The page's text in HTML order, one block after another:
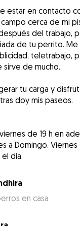
estar en contacto
cerca de mi
del trabajo,
de tu perrito.
teletrabajo,
sirve de mucho.
tu carga y
doy mis paseos.
de 19 h en
a Domingo. Viernes
día.
en casa